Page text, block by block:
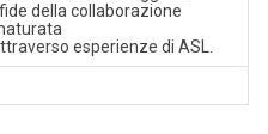
della collaborazione
esperienze di ASL.